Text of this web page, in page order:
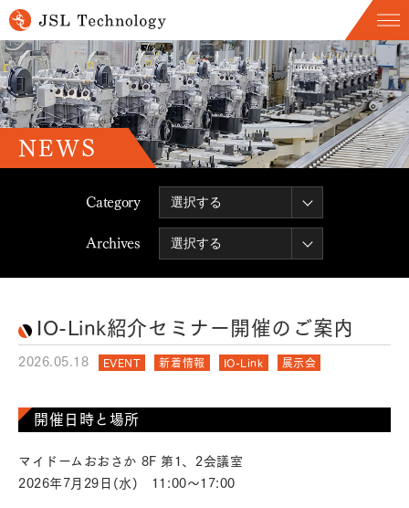
NEWS
Category
Archives
IO-Link紹介セミナー開催のご案内
2026.05.18 EVENT 新着情報 IO-Link 展示会
開催日時と場所
マイドームおおさか 8F 第1、2会議室
2026年7月29日(水) 11:00～17:00